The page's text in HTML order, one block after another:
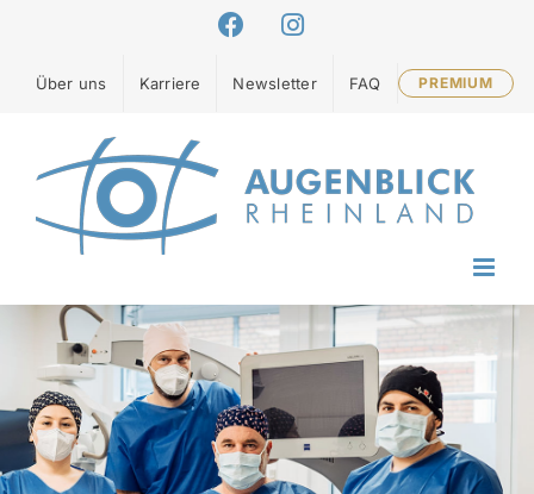
springen
FacebookInstagram
Über uns Karriere Newsletter FAQ PREMIUM